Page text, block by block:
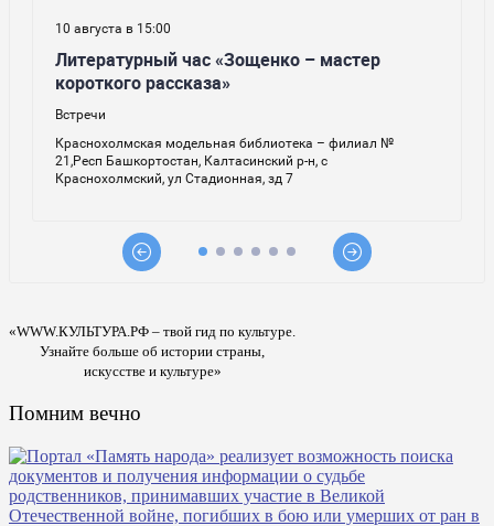
«WWW.КУЛЬТУРА.РФ – твой гид по культуре.
Узнайте больше об истории страны,
искусстве и культуре»
Помним вечно